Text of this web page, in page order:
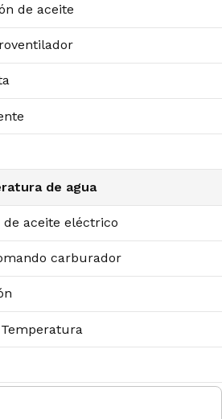
de aceite
de agua
de aceite eléctrico
carburador